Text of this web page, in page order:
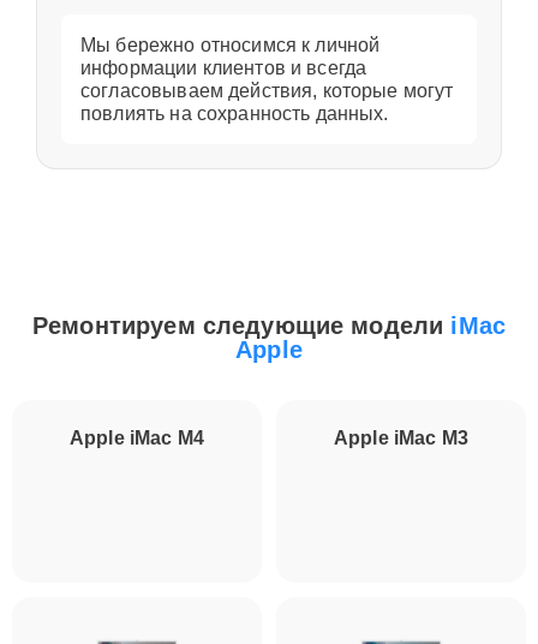
Мы бережно относимся к личной
информации клиентов и всегда
согласовываем действия, которые могут
повлиять на сохранность данных.
Ремонтируем следующие модели iMac
Apple
Apple iMac M4 Apple iMac M3